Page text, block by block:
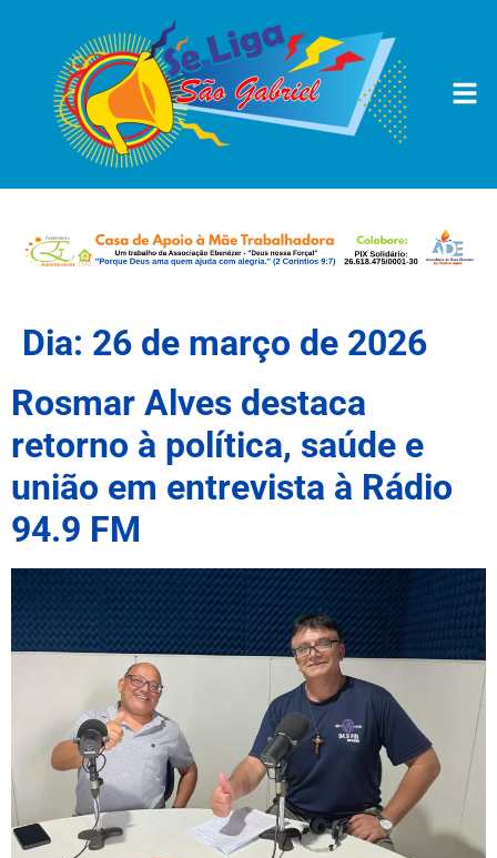
Dia: 26 de março de 2026
Rosmar Alves destaca
retorno à política, saúde e
união em entrevista à Rádio
94.9 FM